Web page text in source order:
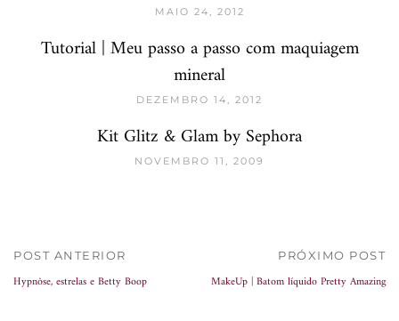
MAIO 24, 2012
Tutorial | Meu passo a passo com maquiagem
mineral
DEZEMBRO 14, 2012
Kit Glitz & Glam by Sephora
NOVEMBRO 11, 2009
POST ANTERIOR
Hypnôse, estrelas e Betty Boop
PRÓXIMO POST
MakeUp | Batom líquido Pretty Amazing